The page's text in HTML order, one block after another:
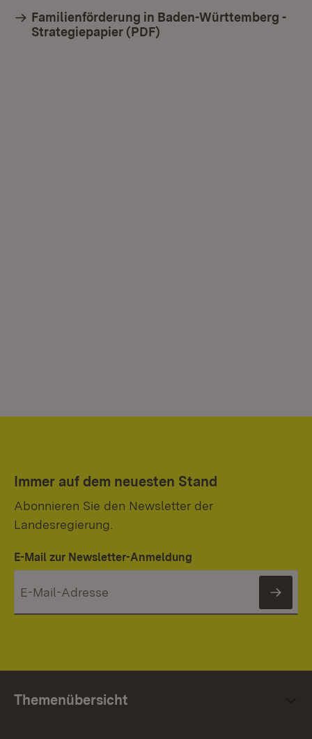
Familienförderung in Baden-Württemberg -
Strategiepapier (PDF)
Immer auf dem neuesten Stand
Abonnieren Sie den Newsletter der
Landesregierung.
E-Mail zur Newsletter-Anmeldung
Themenübersicht